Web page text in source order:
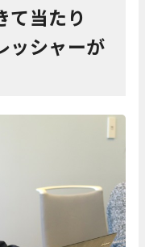
て当たり
ッシャーが